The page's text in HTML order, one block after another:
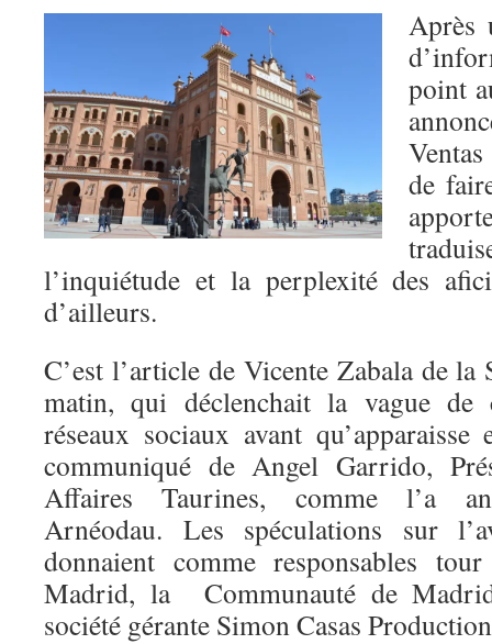
Après
point
de
l’inquiétude et la perplexité des
d’ailleurs.
C’est l’article de Vicente Zabala de la
matin, qui déclenchait la vague de
réseaux sociaux avant
communiqué de Angel Garrido,
Affaires Taurines, comme l’a
Arnéodau. Les spéculations sur
donnaient comme responsables
Madrid, la Communauté de
société gérante Simon Casas